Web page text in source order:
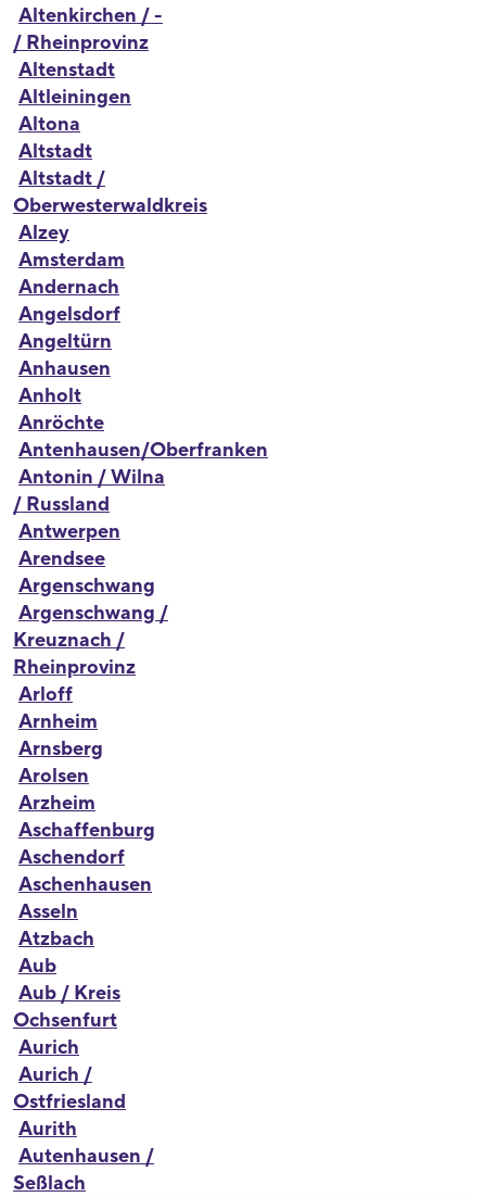
Altenkirchen / -
/ Rheinprovinz
Altenstadt
Altleiningen
Altona
Altstadt
Altstadt /
Oberwesterwaldkreis
Alzey
Amsterdam
Andernach
Angelsdorf
Angeltürn
Anhausen
Anholt
Anröchte
Antenhausen/Oberfranken
Antonin / Wilna
/ Russland
Antwerpen
Arendsee
Argenschwang
Argenschwang /
Kreuznach /
Rheinprovinz
Arloff
Arnheim
Arnsberg
Arolsen
Arzheim
Aschaffenburg
Aschendorf
Aschenhausen
Asseln
Atzbach
Aub
Aub / Kreis
Ochsenfurt
Aurich
Aurich /
Ostfriesland
Aurith
Autenhausen /
Seßlach